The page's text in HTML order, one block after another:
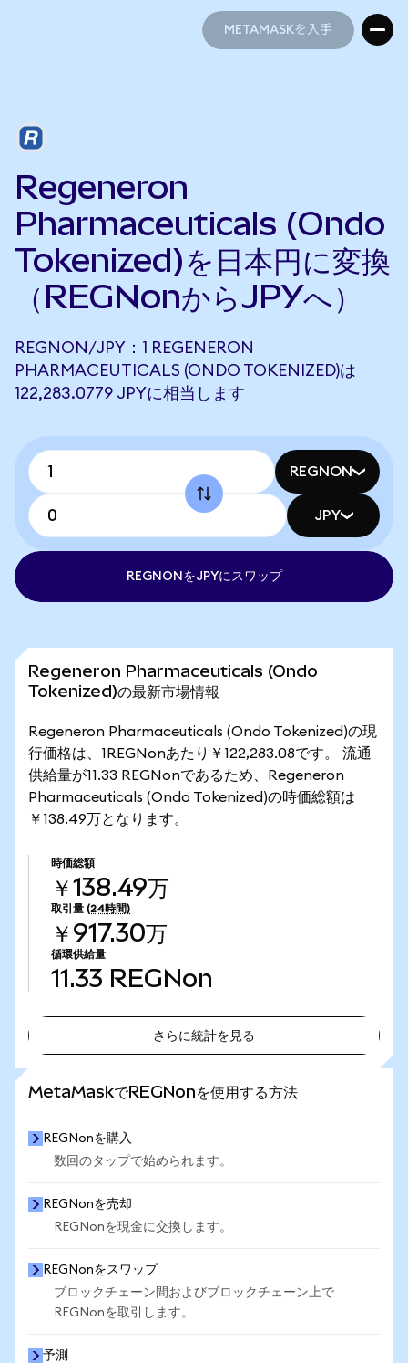
METAMASKを入手
Regeneron
Pharmaceuticals (Ondo
Tokenized)を日本円に変換
（REGNonからJPYへ）
REGNON/JPY：1 REGENERON
PHARMACEUTICALS (ONDO TOKENIZED)は
122,283.0779 JPYに相当します
REGNON
JPY
REGNONをJPYにスワップ
Regeneron Pharmaceuticals (Ondo
Tokenized)の最新市場情報
Regeneron Pharmaceuticals (Ondo Tokenized)の現
行価格は、1REGNonあたり￥122,283.08です。 流通
供給量が11.33 REGNonであるため、Regeneron
Pharmaceuticals (Ondo Tokenized)の時価総額は
￥138.49万となります。
時価総額
￥138.49万
取引量 (24時間)
￥917.30万
循環供給量
11.33 REGNon
さらに統計を見る
MetaMaskでREGNonを使用する方法
REGNonを購入
数回のタップで始められます。
REGNonを売却
REGNonを現金に交換します。
REGNonをスワップ
ブロックチェーン間およびブロックチェーン上で
REGNonを取引します。
予測